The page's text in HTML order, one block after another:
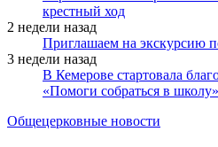
крестный ход
2 недели назад
Приглашаем на экскурсию
3 недели назад
В Кемерове стартовала
«Помоги собраться в школу»
Общецерковные новости